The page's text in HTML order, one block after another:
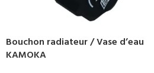
Bouchon radiateur / Vase d’eau
KAMOKA